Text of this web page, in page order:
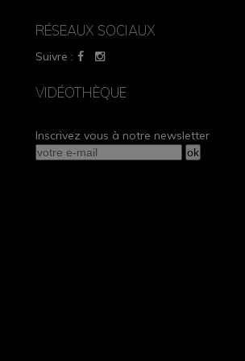
RÉSEAUX SOCIAUX
Suivre :
VIDÉOTHÈQUE
Inscrivez vous à notre newsletter